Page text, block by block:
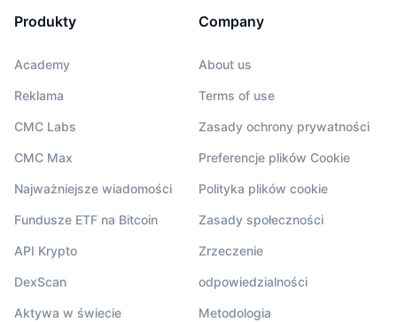
Produkty
Academy
Reklama
CMC Labs
CMC Max
Najważniejsze wiadomości
Fundusze ETF na Bitcoin
API Krypto
DexScan
Aktywa w świecie
Company
About us
Terms of use
Zasady ochrony prywatności
Preferencje plików Cookie
Polityka plików cookie
Zasady społeczności
Zrzeczenie
odpowiedzialności
Metodologia